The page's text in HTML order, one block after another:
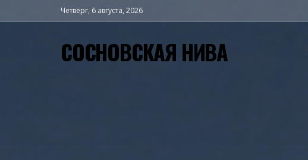
Четверг, 6 августа, 2026
СОСНОВСКАЯ НИВА